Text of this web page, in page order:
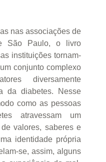
nas associações de
São Paulo, o livro
instituições tornam-
conjunto complexo
diversamente
da diabetes. Nesse
como as pessoas
atravessam um
valores, saberes e
identidade própria
se, assim, alguns